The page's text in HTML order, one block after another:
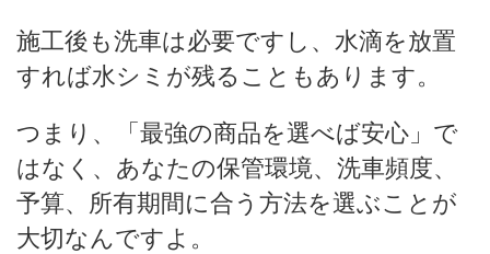
施工後も洗車は必要ですし、水滴を放置
すれば水シミが残ることもあります。
つまり、「最強の商品を選べば安心」で
はなく、あなたの保管環境、洗車頻度、
予算、所有期間に合う方法を選ぶことが
大切なんですよ。